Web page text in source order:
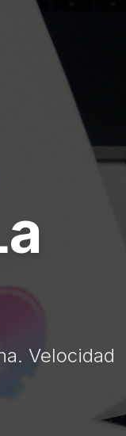
Velocidad